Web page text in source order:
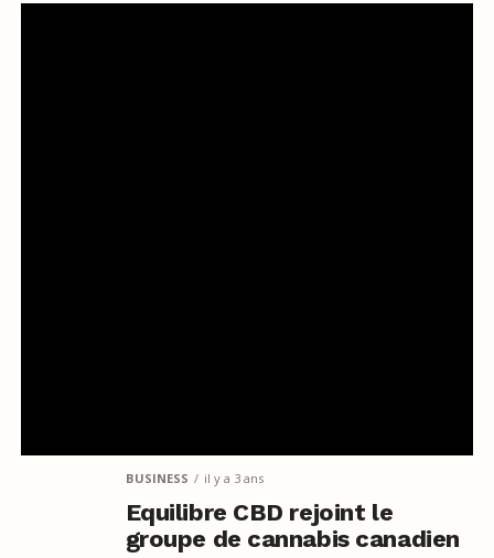
BUSINESS il y a 3 ans
Equilibre CBD rejoint le
groupe de cannabis canadien